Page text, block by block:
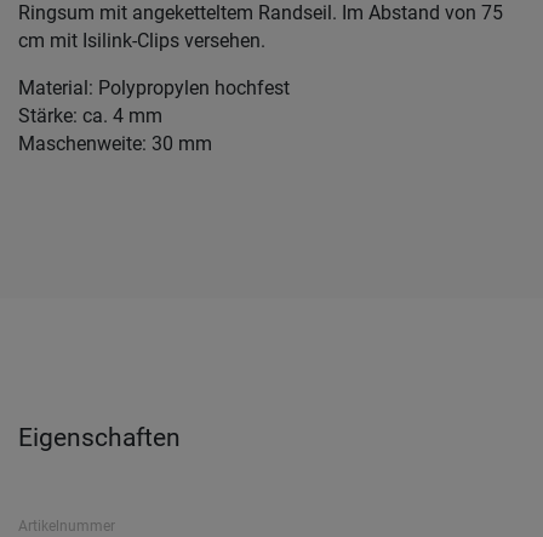
Ringsum mit angeketteltem Randseil. Im Abstand von 75
cm mit Isilink-Clips versehen.
Material: Polypropylen hochfest
Stärke: ca. 4 mm
Maschenweite: 30 mm
Eigenschaften
Artikelnummer